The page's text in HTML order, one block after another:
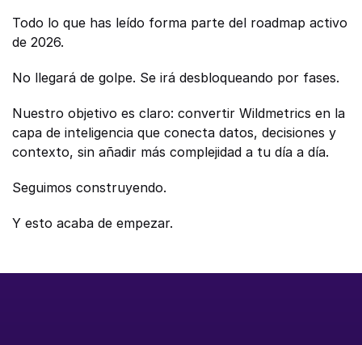
Todo lo que has leído forma parte del roadmap activo
de 2026.
No llegará de golpe. Se irá desbloqueando por fases.
Nuestro objetivo es claro: convertir Wildmetrics en la
capa de inteligencia que conecta datos, decisiones y
contexto, sin añadir más complejidad a tu día a día.
Seguimos construyendo.
Y esto acaba de empezar.